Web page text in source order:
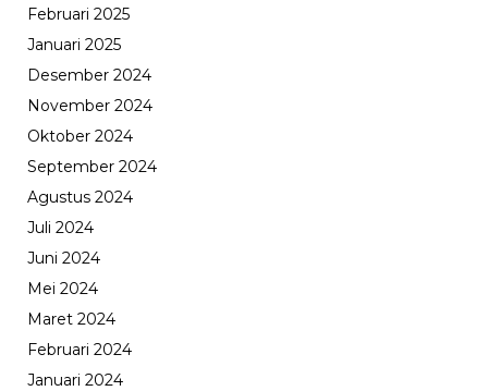
Februari 2025
Januari 2025
Desember 2024
November 2024
Oktober 2024
September 2024
Agustus 2024
Juli 2024
Juni 2024
Mei 2024
Maret 2024
Februari 2024
Januari 2024